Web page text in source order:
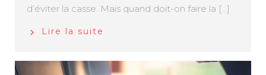
d’éviter la casse. Mais quand doit-on faire la […]
Lire la suite